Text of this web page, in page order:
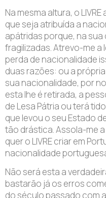
Na mesma altura, o
que seja atribuída a
apátridas porque, na
fragilizadas. Atrevo-me a
perda de nacionalidade
duas razões: ou a
sua nacionalidade, por
esta lhe é retirada, a
de Lesa Pátria ou terá
que levou o seu Estado
tão drástica. Assola-me
quer o LIVRE criar em
nacionalidade
Não será esta a
bastarão já os erros
do século passado com